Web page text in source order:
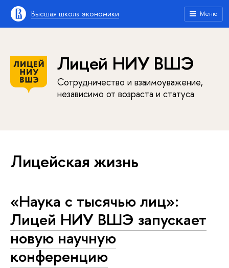
Высшая школа экономики Меню
Лицей НИУ ВШЭ
Сотрудничество и взаимоуважение,
независимо от возраста и статуса
Лицейская жизнь
«Наука с тысячью лиц»:
Лицей НИУ ВШЭ запускает
новую научную
конференцию